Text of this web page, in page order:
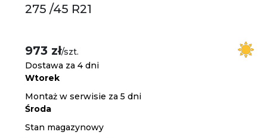
275 /45 R21
973 zł/szt.
Dostawa za 4 dni
Wtorek
Montaż w serwisie za 5 dni
Środa
Stan magazynowy